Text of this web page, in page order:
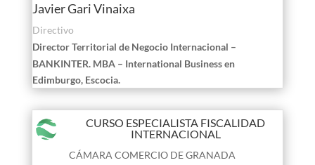
Javier Gari Vinaixa
Directivo
Director Territorial de Negocio Internacional –
BANKINTER. MBA – International Business en
Edimburgo, Escocia.
CURSO ESPECIALISTA FISCALIDAD
INTERNACIONAL
CÁMARA COMERCIO DE GRANADA